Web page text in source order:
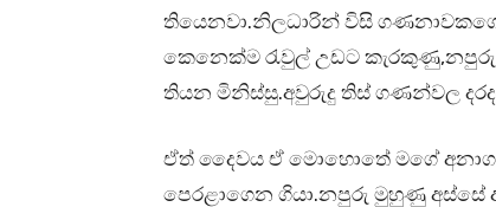
තියෙනවා.නිලධාරින් විසි
කෙනෙක්ම රැවුල් උඩට
තියන මිනිස්සු.අවුරුදු තිස් ගණන්වල
ඒත් දෛවය ඒ මොහොතේ මගේ
පෙරළාගෙන ගියා.නපුරු මුහුණු